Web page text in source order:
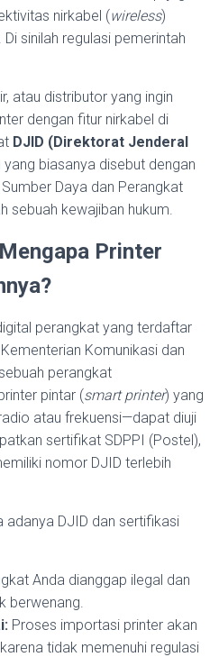
nirkabel (wireless)
sinilah regulasi pemerintah
atau distributor yang ingin
dengan fitur nirkabel di
DJID (Direktorat Jenderal
yang biasanya disebut dengan
Daya dan Perangkat
sebuah kewajiban hukum.
Printer
perangkat yang terdaftar
Komunikasi dan
perangkat
pintar (smart printer) yang
atau frekuensi—dapat diuji
sertifikat SDPPI (Postel),
nomor DJID terlebih
adanya DJID dan sertifikasi
Anda dianggap ilegal dan
berwenang.
Proses importasi printer akan
tidak memenuhi regulasi